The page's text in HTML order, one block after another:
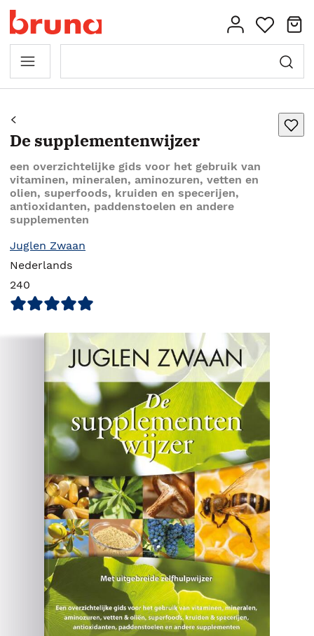
De supplementenwijzer
een overzichtelijke gids voor het gebruik van
vitaminen, mineralen, aminozuren, vetten en
olien, superfoods, kruiden en specerijen,
antioxidanten, paddenstoelen en andere
supplementen
Juglen Zwaan
Nederlands
240